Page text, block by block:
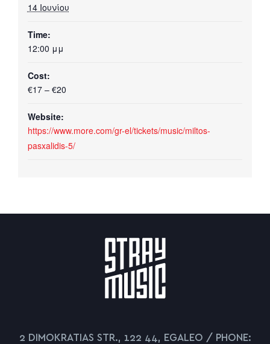
14 Ιουνίου
Time:
12:00 μμ
Cost:
€17 – €20
Website:
https://www.more.com/gr-el/tickets/music/miltos-
pasxalidis-5/
2 DIMOKRATIAS STR., 122 44, EGALEO / PHONE: